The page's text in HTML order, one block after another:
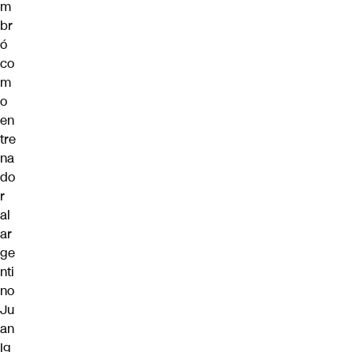
m
br
ó
co
m
o
en
tre
na
do
r
al
ar
ge
nti
no
Ju
an
Ig